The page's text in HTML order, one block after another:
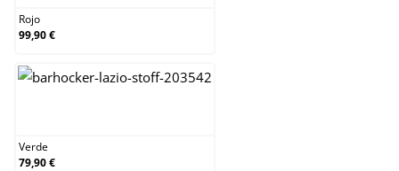
Rojo
99,90 €
Verde
79,90 €